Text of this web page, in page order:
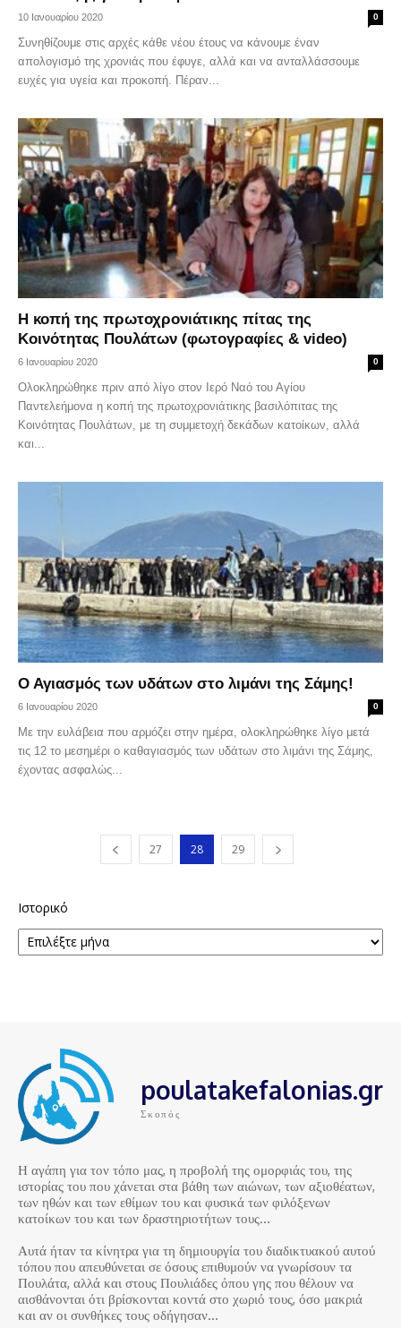
10 Ιανουαρίου 2020 0
Συνηθίζουμε στις αρχές κάθε νέου έτους να κάνουμε έναν
απολογισμό της χρονιάς που έφυγε, αλλά και να ανταλλάσσουμε
ευχές για υγεία και προκοπή. Πέραν...
Η κοπή της πρωτοχρονιάτικης πίτας της
Κοινότητας Πουλάτων (φωτογραφίες & video)
6 Ιανουαρίου 2020 0
Ολοκληρώθηκε πριν από λίγο στον Ιερό Ναό του Αγίου
Παντελεήμονα η κοπή της πρωτοχρονιάτικης βασιλόπιτας της
Κοινότητας Πουλάτων, με τη συμμετοχή δεκάδων κατοίκων, αλλά
και...
Ο Αγιασμός των υδάτων στο λιμάνι της Σάμης!
6 Ιανουαρίου 2020 0
Με την ευλάβεια που αρμόζει στην ημέρα, ολοκληρώθηκε λίγο μετά
τις 12 το μεσημέρι ο καθαγιασμός των υδάτων στο λιμάνι της Σάμης,
έχοντας ασφαλώς...
27 28 29
Ιστορικό
poulatakefalonias.gr
Σκοπός
Η αγάπη για τον τόπο μας, η προβολή της ομορφιάς του, της
ιστορίας του που χάνεται στα βάθη των αιώνων, των αξιοθέατων,
των ηθών και των εθίμων του και φυσικά των φιλόξενων
κατοίκων του και των δραστηριοτήτων τους…
Αυτά ήταν τα κίνητρα για τη δημιουργία του διαδικτυακού αυτού
τόπου που απευθύνεται σε όσους επιθυμούν να γνωρίσουν τα
Πουλάτα, αλλά και στους Πουλιάδες όπου γης που θέλουν να
αισθάνονται ότι βρίσκονται κοντά στο χωριό τους, όσο μακριά
και αν οι συνθήκες τους οδήγησαν…